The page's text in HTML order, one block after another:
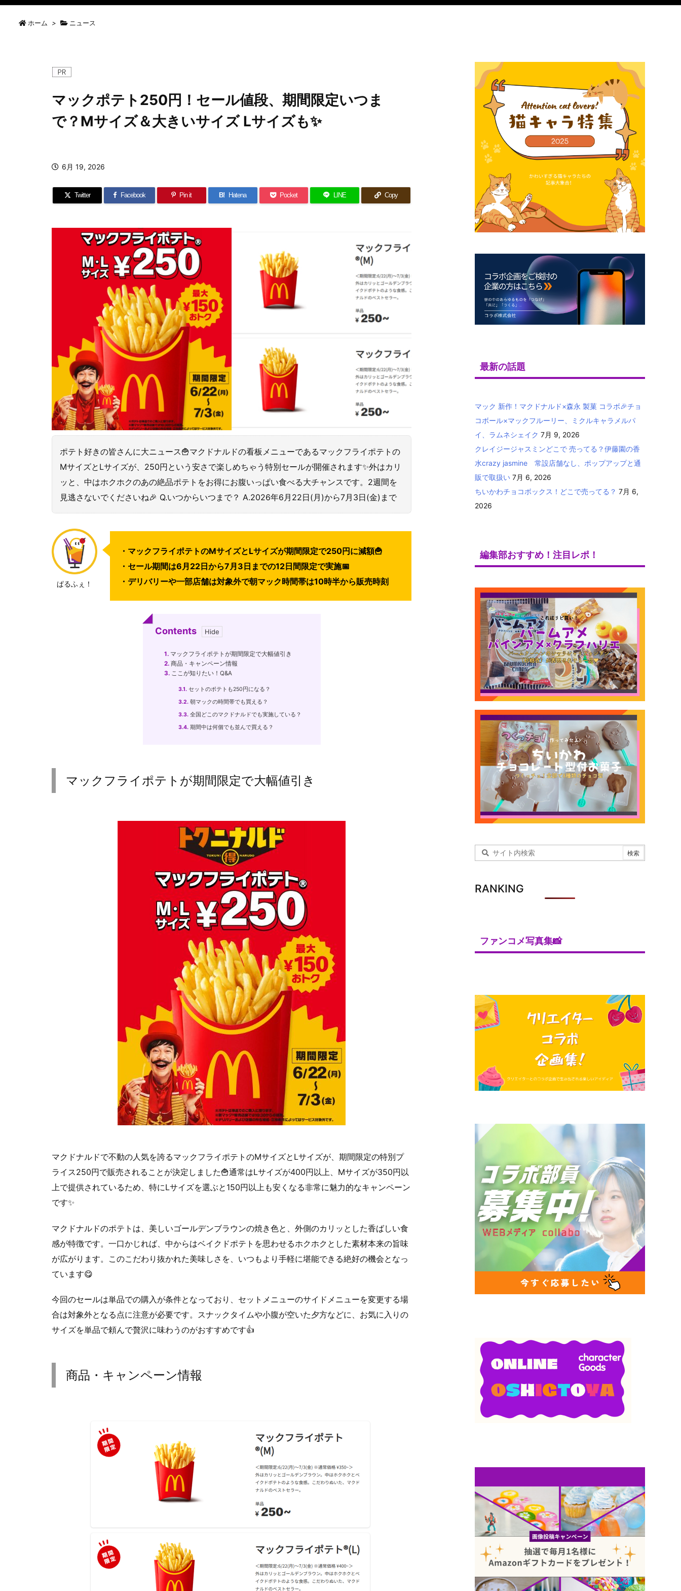
ホーム > ニュース
マックポテト250円！セール値段、期間限定いつま
で？Mサイズ＆大きいサイズ Lサイズも✨
6月 19, 2026
Twitter Facebook Pin it B! Hatena Pocket LINE Copy
ポテト好きの皆さんに大ニュース🍟マクドナルドの看板メニューであるマックフライポテトの
MサイズとLサイズが、250円という安さで楽しめちゃう特別セールが開催されます✨外はカリ
ッと、中はホクホクのあの絶品ポテトをお得にお腹いっぱい食べる大チャンスです。2週間を
見逃さないでくださいね🎉 Q.いつからいつまで？ A.2026年6月22日(月)から7月3日(金)まで
ぱるふぇ！
・マックフライポテトのMサイズとLサイズが期間限定で250円に減額🍟
・セール期間は6月22日から7月3日までの12日間限定で実施📅
・デリバリーや一部店舗は対象外で朝マック時間帯は10時半から販売時刻
Contents
1.マックフライポテトが期間限定で大幅値引き
2.商品・キャンペーン情報
3.ここが知りたい！Q&A
3.1.セットのポテトも250円になる？
3.2.朝マックの時間帯でも買える？
3.3.全国どこのマクドナルドでも実施している？
3.4.期間中は何個でも並んで買える？
マックフライポテトが期間限定で大幅値引き
マクドナルドで不動の人気を誇るマックフライポテトのMサイズとLサイズが、期間限定の特別プ
ライス250円で販売されることが決定しました🍟通常はLサイズが400円以上、Mサイズが350円以
上で提供されているため、特にLサイズを選ぶと150円以上も安くなる非常に魅力的なキャンペーン
です✨
マクドナルドのポテトは、美しいゴールデンブラウンの焼き色と、外側のカリッとした香ばしい食
感が特徴です。一口かじれば、中からはベイクドポテトを思わせるホクホクとした素材本来の旨味
が広がります。このこだわり抜かれた美味しさを、いつもより手軽に堪能できる絶好の機会となっ
ています😋
今回のセールは単品での購入が条件となっており、セットメニューのサイドメニューを変更する場
合は対象外となる点に注意が必要です。スナックタイムや小腹が空いた夕方などに、お気に入りの
サイズを単品で頼んで贅沢に味わうのがおすすめです👍
商品・キャンペーン情報
最新の話題
マック 新作！マクドナルド×森永 製菓 コラボ🎉チョ
コボール×マックフルーリー、ミクルキャラメルパ
イ、ラムネシェイク 7月 9, 2026
クレイジージャスミンどこで 売ってる？伊藤園の香
水crazy jasmine 常設店舗なし、ポップアップと通
販で取扱い 7月 6, 2026
ちいかわチョコボックス！どこで売ってる？ 7月 6,
2026
編集部おすすめ！注目レポ！
RANKING
ファンコメ写真集📸